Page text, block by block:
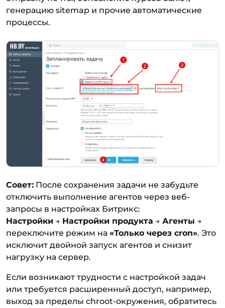
генерацию sitemap и прочие автоматические
процессы.
Совет: После сохранения задачи не забудьте
отключить выполнение агентов через веб-
запросы в настройках Битрикс:
Настройки → Настройки продукта → Агенты →
переключите режим на «Только через cron». Это
исключит двойной запуск агентов и снизит
нагрузку на сервер.
Если возникают трудности с настройкой задач
или требуется расширенный доступ, например,
выход за пределы chroot-окружения, обратитесь